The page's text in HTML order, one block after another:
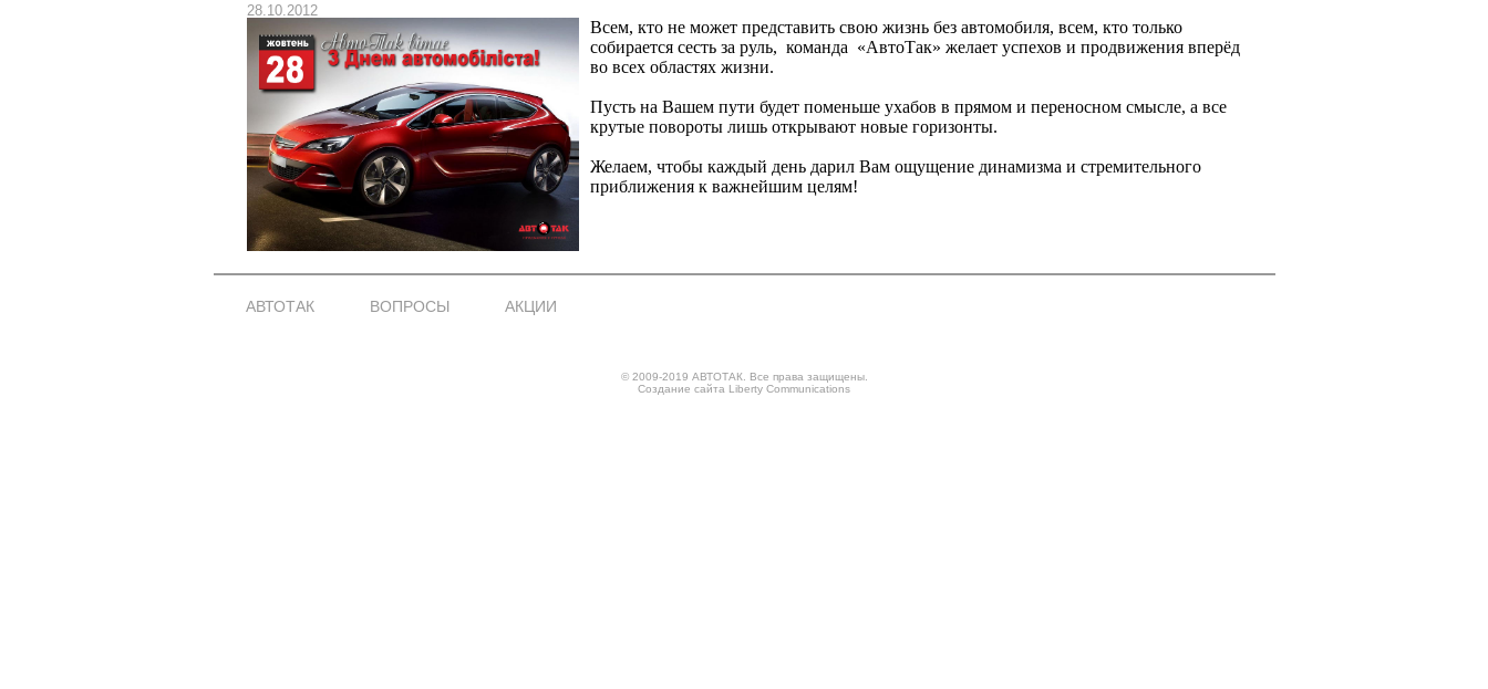
28.10.2012
Всем, кто не может представить свою жизнь без автомобиля, всем, кто только
собирается сесть за руль, команда «АвтоТак» желает успехов и продвижения вперёд
во всех областях жизни.
Пусть на Вашем пути будет поменьше ухабов в прямом и переносном смысле, а все
крутые повороты лишь открывают новые горизонты.
Желаем, чтобы каждый день дарил Вам ощущение динамизма и стремительного
приближения к важнейшим целям!
АВТОТАК ВОПРОСЫ АКЦИИ
© 2009-2019 АВТОТАК. Все права защищены.
Создание сайта Liberty Communications